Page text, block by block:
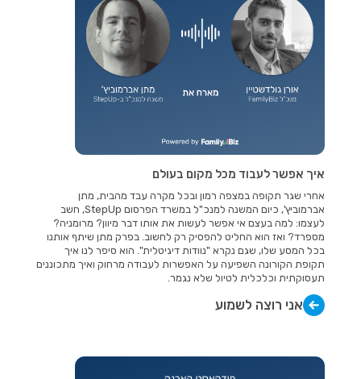
איך אפשר לעבוד מכל מקום בעולם
אחרי שגר תקופה במצפה רמון ובכל מקרה עבד מהבית, מתן
אברמוביץ', כיום המשנה למנכ"ל במשרד הפרסום StepUp, חשב
לעצמו: למה בעצם אי אפשר לעשות את אותו דבר מיוון? מרומניה?
מספרד? ואז הוא החליט להפסיק רק לחשוב. בפרק מתן שיתף אותנו
בכל המסע שלו, שגם נקרא "נוודות דיגיטלית". הוא סיפר לנו איך
תקופת הקורונה השפיעה על האפשרות לעבודה מרחוק ואיך מתכוננים
תעסוקתית וכלכלית לטיול שלא נגמר.
אני רוצה לשמוע